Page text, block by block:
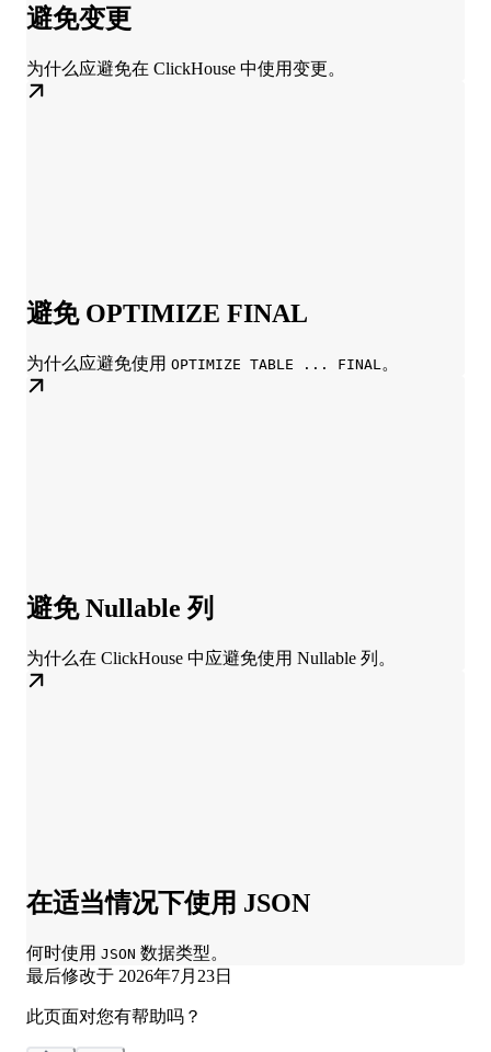
避免变更
为什么应避免在 ClickHouse 中使用变更。
避免 OPTIMIZE FINAL
为什么应避免使用 OPTIMIZE TABLE ... FINAL 。
避免 Nullable 列
为什么在 ClickHouse 中应避免使用 Nullable 列。
在适当情况下使用 JSON
何时使用 JSON 数据类型。
最后修改于 2026年7月23日
此页面对您有帮助吗？